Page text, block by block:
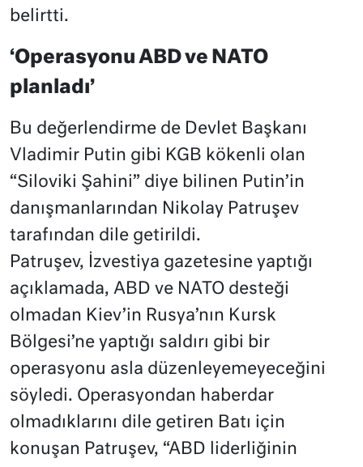
belirtti.
‘Operasyonu ABD ve NATO
planladı’
Bu değerlendirme de Devlet Başkanı
Vladimir Putin gibi KGB kökenli olan
“Siloviki Şahini” diye bilinen Putin’in
danışmanlarından Nikolay Patruşev
tarafından dile getirildi.
Patruşev, İzvestiya gazetesine yaptığı
açıklamada, ABD ve NATO desteği
olmadan Kiev’in Rusya’nın Kursk
Bölgesi’ne yaptığı saldırı gibi bir
operasyonu asla düzenleyemeyeceğini
söyledi. Operasyondan haberdar
olmadıklarını dile getiren Batı için
konuşan Patruşev, “ABD liderliğinin